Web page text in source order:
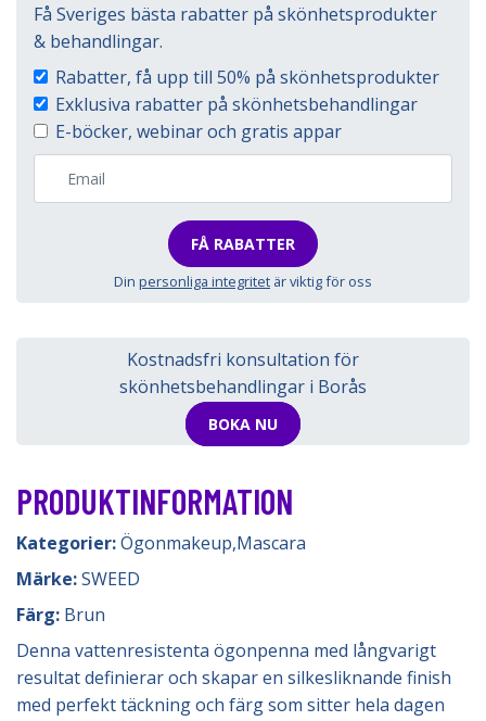
Få Sveriges bästa rabatter på skönhetsprodukter
& behandlingar.
Rabatter, få upp till 50% på skönhetsprodukter
Exklusiva rabatter på skönhetsbehandlingar
E-böcker, webinar och gratis appar
FÅ RABATTER
Din personliga integritet är viktig för oss
Kostnadsfri konsultation för
skönhetsbehandlingar i Borås
BOKA NU
PRODUKTINFORMATION
Kategorier:Ögonmakeup,Mascara
Märke:SWEED
Färg: Brun
Denna vattenresistenta ögonpenna med långvarigt
resultat definierar och skapar en silkesliknande finish
med perfekt täckning och färg som sitter hela dagen